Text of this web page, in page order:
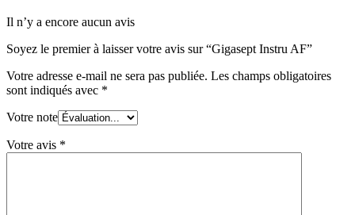
Il n’y a encore aucun avis
Soyez le premier à laisser votre avis sur “Gigasept Instru AF”
Votre adresse e-mail ne sera pas publiée. Les champs obligatoires
sont indiqués avec *
Votre note
Votre avis *